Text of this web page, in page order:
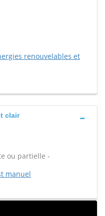
renouvelables et
clair
ou partielle -
manuel